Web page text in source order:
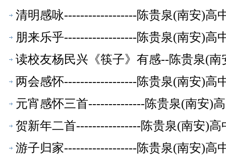
清明感咏------------------陈贵泉(南安)高
朋来乐乎------------------陈贵泉(南安)高
读校友杨民兴《筷子》有感--陈贵泉(
两会感怀------------------陈贵泉(南安)高
元宵感怀三首--------------陈贵泉(南安)
贺新年二首----------------陈贵泉(南安)高
游子归家------------------陈贵泉(南安)高